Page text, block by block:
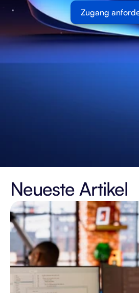
Zugang
Neueste Artikel